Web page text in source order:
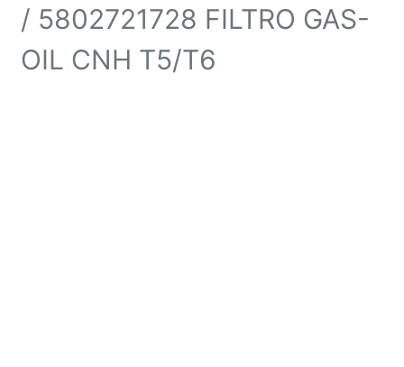
5802721728 FILTRO GAS-
OIL CNH T5/T6